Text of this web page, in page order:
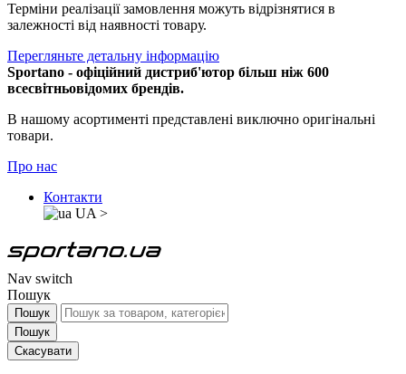
Терміни реалізації замовлення можуть відрізнятися в
залежності від наявності товару.
Перегляньте детальну інформацію
Sportano - офіційний дистриб'ютор більш ніж 600
всесвітньовідомих брендів.
В нашому асортименті представлені виключно оригінальні
товари.
Про нас
Контакти
UA >
Nav switch
Пошук
Пошук
Пошук
Скасувати